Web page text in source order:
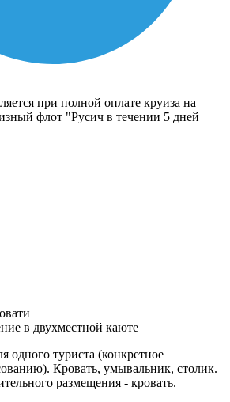
при полной оплате круиза на
флот "Русич в течении 5 дней
в двухместной каюте
одного туриста (конкретное
Кровать, умывальник, столик.
размещения - кровать.